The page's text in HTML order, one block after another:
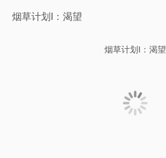
烟草计划I：渴望
烟草计划I：渴望